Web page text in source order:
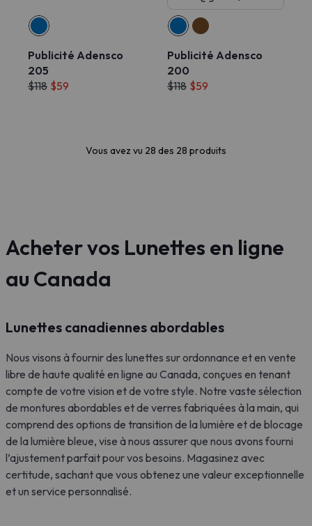
Publicité Adensco
205
$118 $59
Publicité Adensco
200
$118 $59
Vous avez vu 28 des 28 produits
Acheter vos Lunettes en ligne
au Canada
Lunettes canadiennes abordables
Nous visons à fournir des lunettes sur ordonnance et en vente
libre de haute qualité en ligne au Canada, conçues en tenant
compte de votre vision et de votre style. Notre vaste sélection
de montures abordables et de verres fabriquées à la main, qui
comprend des options de transition de la lumière et de blocage
de la lumière bleue, vise à nous assurer que nous avons fourni
l’ajustement parfait pour vos besoins. Magasinez avec
certitude, sachant que vous obtenez une valeur exceptionnelle
et un service personnalisé.